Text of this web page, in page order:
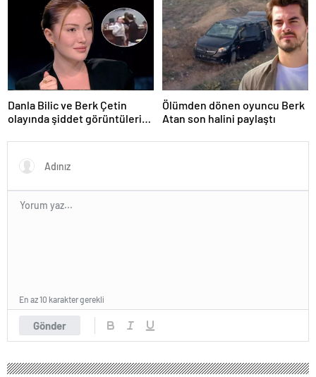
Danla Bilic ve Berk Çetin
olayında şiddet görüntüleri
Ölümden dönen oyuncu Berk
Atan son halini paylaştı
Gönder
En az 10 karakter gerekli